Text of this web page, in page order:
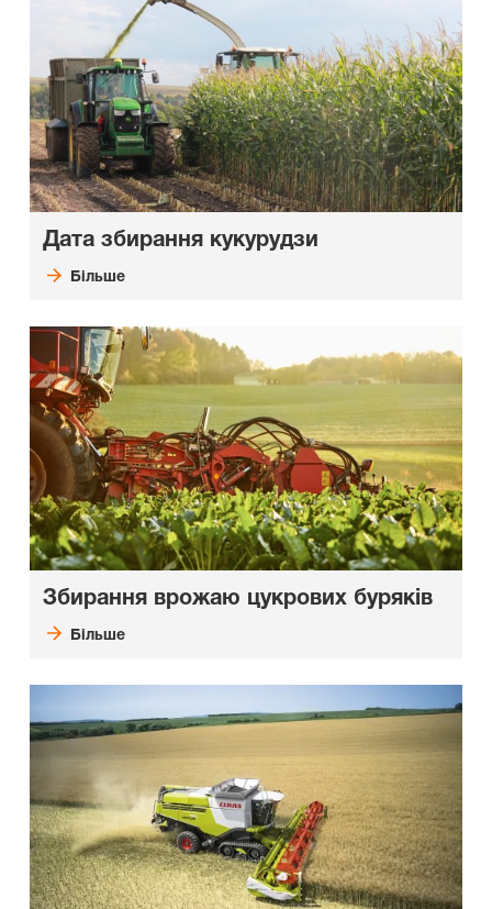
Дата збирання кукурудзи
Більше
Збирання врожаю цукрових буряків
Більше